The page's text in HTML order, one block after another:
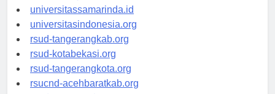
universitasjakarta.id
universitassamarinda.id
universitasindonesia.org
rsud-tangerangkab.org
rsud-kotabekasi.org
rsud-tangerangkota.org